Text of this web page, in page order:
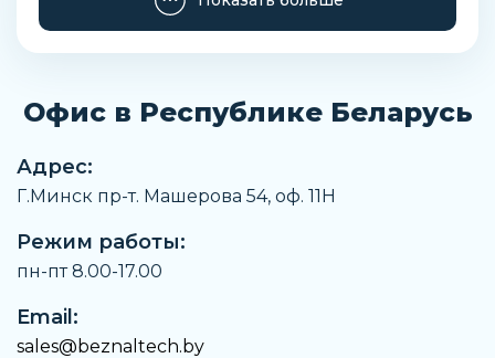
Стандартный номинальный расход отвод
вниз
Положение при сборке
Присоединение 4
1/4
Вес
165 г
Замечания по материалу
Соответствует директиве RoHS
Офис в Республике Беларусь
Адрес:
Г.Минск пр-т. Машерова 54, оф. 11H
Режим работы:
пн-пт 8.00-17.00
Email:
sales@beznaltech.by